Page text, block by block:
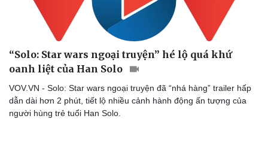
“Solo: Star wars ngoại truyện” hé lộ quá khứ
oanh liệt của Han Solo
VOV.VN - Solo: Star wars ngoại truyện đã “nhá hàng” trailer hấp
dẫn dài hơn 2 phút, tiết lộ nhiều cảnh hành động ấn tượng của
người hùng trẻ tuổi Han Solo.